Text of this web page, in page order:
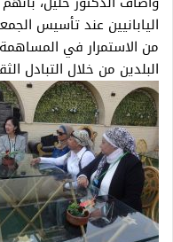
اليابانيين عند تأسيس
من الاستمرار في
البلدين من خلال التبادل